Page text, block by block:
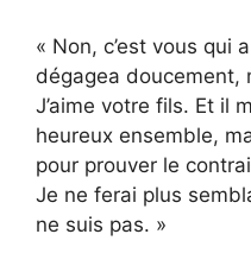
« Non, c’est vous qui
dégagea
J’aime votre fils. Et il
heureux ensemble,
pour prouver le
Je ne ferai plus
ne suis pas. »